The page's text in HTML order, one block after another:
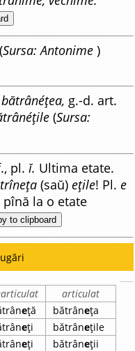
Sursa: Antonime )
bătrânéțea, g.-d. art.
(Sursa:
pl.ĭ. Ultima etate.
(saŭ)ețile! Pl.e
pînă la o etate
to clipboard
articulat
eță bătrâneța
eți bătrânețile
eți bătrâneții